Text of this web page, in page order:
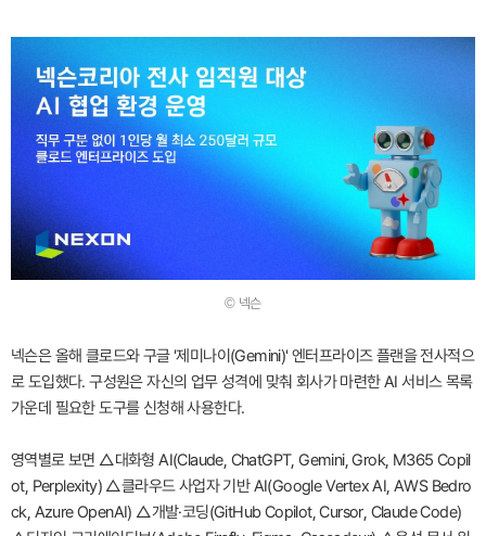
© 넥슨
넥슨은 올해 클로드와 구글 '제미나이(Gemini)' 엔터프라이즈 플랜을 전사적으
로 도입했다. 구성원은 자신의 업무 성격에 맞춰 회사가 마련한 AI 서비스 목록
가운데 필요한 도구를 신청해 사용한다.
영역별로 보면 △대화형 AI(Claude, ChatGPT, Gemini, Grok, M365 Copil
ot, Perplexity) △클라우드 사업자 기반 AI(Google Vertex AI, AWS Bedro
ck, Azure OpenAI) △개발·코딩(GitHub Copilot, Cursor, Claude Code)